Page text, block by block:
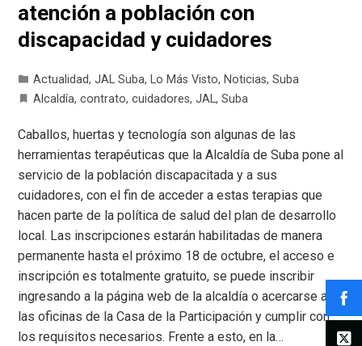
atención a población con
discapacidad y cuidadores
Actualidad,JAL Suba, Lo Más Visto, Noticias,Suba
Alcaldía,contrato,cuidadores,JAL,Suba
Caballos, huertas y tecnología son algunas de las
herramientas terapéuticas que la Alcaldía de Suba pone al
servicio de la población discapacitada y a sus
cuidadores, con el fin de acceder a estas terapias que
hacen parte de la política de salud del plan de desarrollo
local. Las inscripciones estarán habilitadas de manera
permanente hasta el próximo 18 de octubre, el acceso e
inscripción es totalmente gratuito, se puede inscribir
ingresando a la página web de la alcaldía o acercarse a
las oficinas de la Casa de la Participación y cumplir con
los requisitos necesarios. Frente a esto, en la…